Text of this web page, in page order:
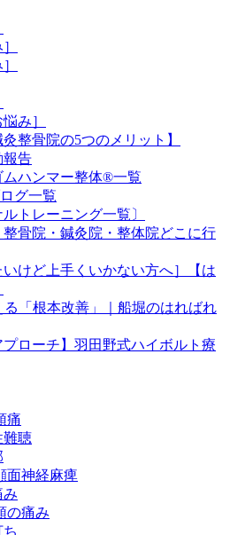
み］
整骨院の5つのメリット】
報告
ハンマー整体®︎一覧
グ一覧
トレーニング一覧〕
整骨院・鍼灸院・整体院どこに行
いけど上手くいかない方へ］【は
「根本改善」｜船堀のはればれ
プローチ】羽田野式ハイボルト療
痛
難聴
面神経麻痺
み
の痛み
ち